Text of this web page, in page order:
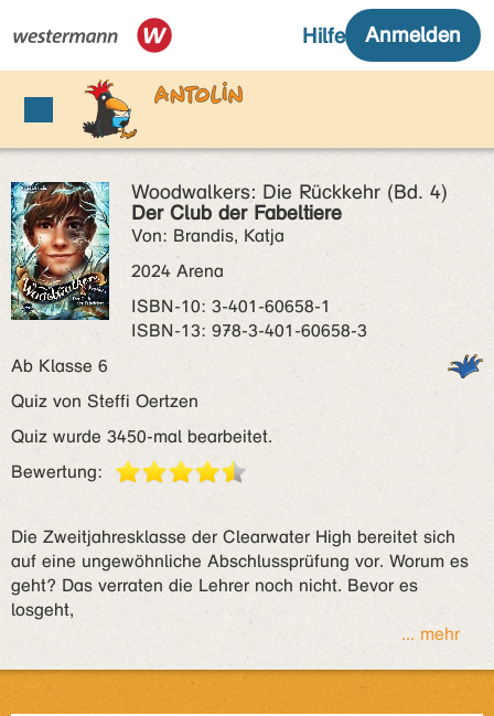
Woodwalkers: Die Rückkehr (Bd. 4)
Der Club der Fabeltiere
Von: Brandis, Katja
2024 Arena
ISBN‑10: 3-401-60658-1
ISBN‑13: 978-3-401-60658-3
Ab Klasse 6
Quiz von Steffi Oertzen
Quiz wurde 3450-mal bearbeitet.
Bewertung:
Die Zweitjahresklasse der Clearwater High bereitet sich
auf eine ungewöhnliche Abschlussprüfung vor. Worum es
geht? Das verraten die Lehrer noch nicht. Bevor es
losgeht,
... mehr